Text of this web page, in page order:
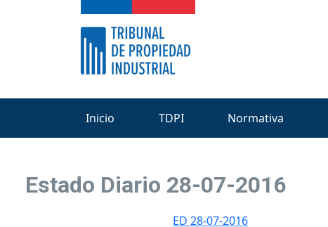
Inicio TDPI Normativa
Estado Diario 28-07-2016
ED 28-07-2016